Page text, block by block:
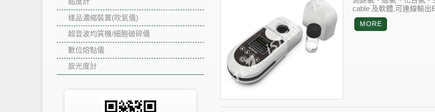
樣品濃縮裝置(吹氮儀)
超音波均質機/細胞破碎儀
數位熔點儀
旋光度計
cable 及軟體,可連線輸出